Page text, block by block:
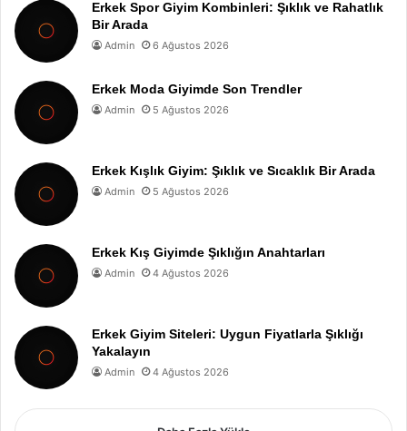
Erkek Spor Giyim Kombinleri: Şıklık ve Rahatlık
Bir Arada
Admin 6 Ağustos 2026
Erkek Moda Giyimde Son Trendler
Admin 5 Ağustos 2026
Erkek Kışlık Giyim: Şıklık ve Sıcaklık Bir Arada
Admin 5 Ağustos 2026
Erkek Kış Giyimde Şıklığın Anahtarları
Admin 4 Ağustos 2026
Erkek Giyim Siteleri: Uygun Fiyatlarla Şıklığı
Yakalayın
Admin 4 Ağustos 2026